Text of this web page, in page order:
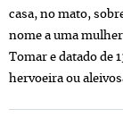
casa, no mato,
nome a uma
Tomar e datado de
hervoeira ou